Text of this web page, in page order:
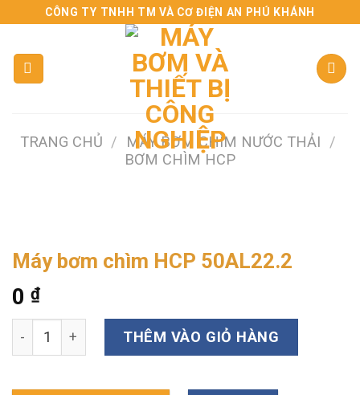
content
CÔNG TY TNHH TM VÀ CƠ ĐIỆN AN PHÚ KHÁNH
TRANG CHỦ / MÁY BƠM CHÌM NƯỚC THẢI
/
BƠM CHÌM HCP
Máy bơm chìm HCP 50AL22.2
0 ₫
Máy bơm chìm HCP 50AL22.2 số lượng
THÊM VÀO GIỎ HÀNG